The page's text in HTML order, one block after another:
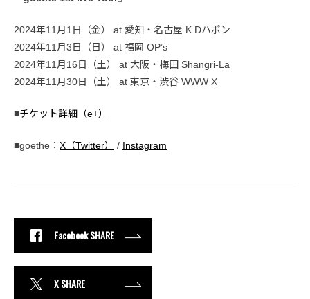
2024年11月1日（金） at 愛知・名古屋 K.Dハポン
2024年11月3日（日） at 福岡 OP’s
2024年11月16日（土） at 大阪・梅田 Shangri-La
2024年11月30日（土） at 東京・渋谷 WWW X
■チケット詳細（e+）
■goethe： X（Twitter） / Instagram
Facebook SHARE
X SHARE